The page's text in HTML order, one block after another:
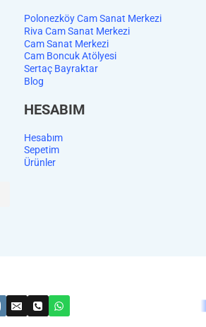
Polonezköy Cam Sanat Merkezi
Riva Cam Sanat Merkezi
Cam Sanat Merkezi
Cam Boncuk Atölyesi
Sertaç Bayraktar
Blog
HESABIM
Hesabım
Sepetim
Ürünler